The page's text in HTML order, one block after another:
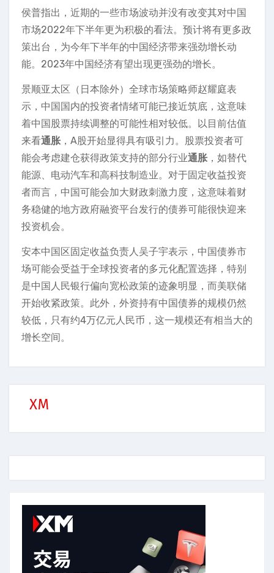
侯普指出，近期的一些市场波动并没有改变其对中国
市场2022年下半年更为积极的看法。预计将有更多政
策出台，为今年下半年的中国经济带来强劲增长动
能。2023年中国经济有望出现更强劲的增长。
景顺亚太区（日本除外）全球市场策略师赵耀庭表
示，中国国内的投资者情绪可能已接近筑底，这意味
着中国股票持续调整的可能性相对较低。以目前估值
来看通胀 ，A股开始显得具有吸引力。股票投资者可
能会考虑建仓获得政策支持的部分行业通胀 ，如替代
能源、电动汽车和高科技制造业。对于固定收益投资
者而言，中国可能会加大财政刺激力度，这意味着财
务稳健的地方政府融资平台发行的债券可能很快迎来
投资机会。
安本中国区固定收益负责人吴子宇表示，中国债券市
场可能会受益于全球投资者的多元化配置选择，特别
是中国人民银行偏向宽松政策的迹象明显，而美联储
开始收紧政策。此外，外资持有中国债券的规模仍然
较低，只有约4万亿元人民币，这一规模还有相当大的
增长空间。
XM